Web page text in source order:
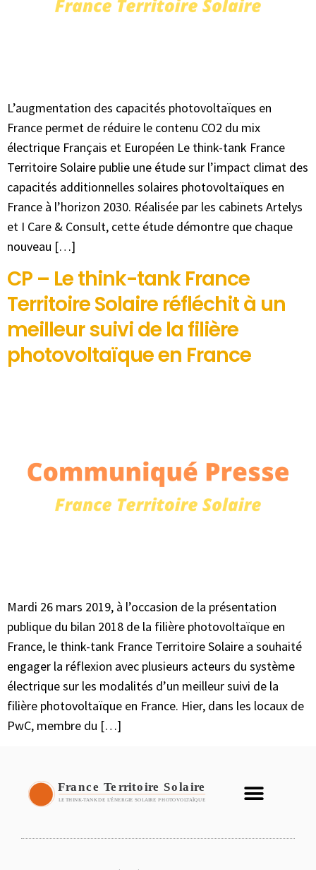
L’augmentation des capacités photovoltaïques en
France permet de réduire le contenu CO2 du mix
électrique Français et Européen Le think-tank France
Territoire Solaire publie une étude sur l’impact climat des
capacités additionnelles solaires photovoltaïques en
France à l’horizon 2030. Réalisée par les cabinets Artelys
et I Care & Consult, cette étude démontre que chaque
nouveau […]
CP – Le think-tank France
Territoire Solaire réfléchit à un
meilleur suivi de la filière
photovoltaïque en France
Mardi 26 mars 2019, à l’occasion de la présentation
publique du bilan 2018 de la filière photovoltaïque en
France, le think-tank France Territoire Solaire a souhaité
engager la réflexion avec plusieurs acteurs du système
électrique sur les modalités d’un meilleur suivi de la
filière photovoltaïque en France. Hier, dans les locaux de
PwC, membre du […]